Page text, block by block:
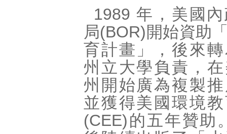
1989 年，美國
局(BOR)開始資助
育計畫」，後來
州立大學負責，
州開始廣為複製
並獲得美國環境
(CEE)的五年贊助